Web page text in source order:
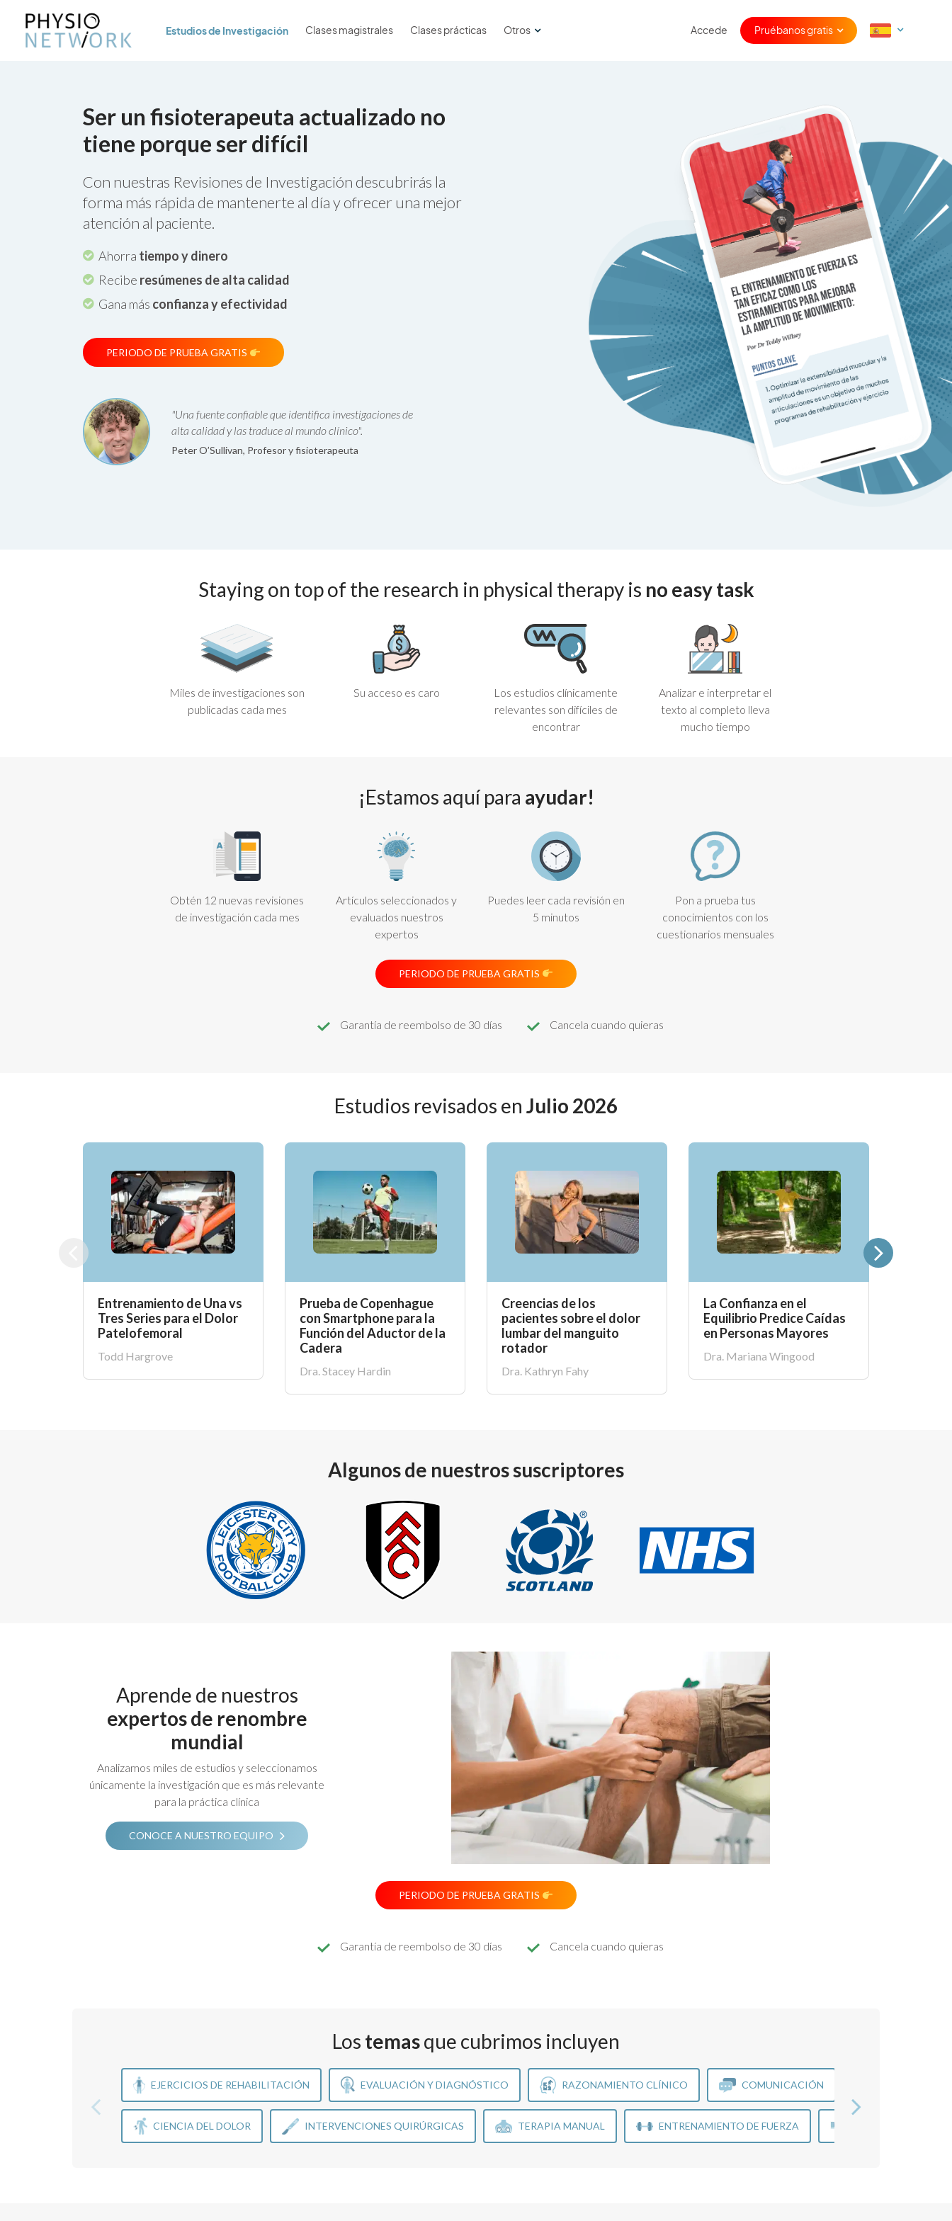
Estudios de Investigación Clases magistrales Clases prácticas Otros Accede Pruébanos gratis
Ser un fisioterapeuta actualizado no
tiene porque ser difícil
Con nuestras Revisiones de Investigación descubrirás la
forma más rápida de mantenerte al día y ofrecer una mejor
atención al paciente.
Ahorra tiempo y dinero
Recibe resúmenes de alta calidad
Gana más confianza y efectividad
PERIODO DE PRUEBA GRATIS
"Una fuente confiable que identifica investigaciones de
alta calidad y las traduce al mundo clínico".
Peter O’Sullivan, Profesor y fisioterapeuta
Staying on top of the research in physical therapy is no easy task
Miles de investigaciones son
publicadas cada mes
Su acceso es caro
Los estudios clínicamente
relevantes son difíciles de
encontrar
Analizar e interpretar el
texto al completo lleva
mucho tiempo
¡Estamos aquí para ayudar!
Obtén 12 nuevas revisiones
de investigación cada mes
Artículos seleccionados y
evaluados nuestros
expertos
Puedes leer cada revisión en
5 minutos
Pon a prueba tus
conocimientos con los
cuestionarios mensuales
PERIODO DE PRUEBA GRATIS
Garantía de reembolso de 30 días Cancela cuando quieras
Estudios revisados en Julio 2026
Entrenamiento de Una vs
Tres Series para el Dolor
Patelofemoral
Todd Hargrove
Prueba de Copenhague
con Smartphone para la
Función del Aductor de la
Cadera
Dra. Stacey Hardin
Creencias de los
pacientes sobre el dolor
lumbar del manguito
rotador
Dra. Kathryn Fahy
La Confianza en el
Equilibrio Predice Caídas
en Personas Mayores
Dra. Mariana Wingood
Algunos de nuestros suscriptores
Aprende de nuestros
expertos de renombre
mundial
Analizamos miles de estudios y seleccionamos
únicamente la investigación que es más relevante
para la práctica clínica
CONOCE A NUESTRO EQUIPO
PERIODO DE PRUEBA GRATIS
Garantía de reembolso de 30 días Cancela cuando quieras
Los temasque cubrimos incluyen
EJERCICIOS DE REHABILITACIÓN EVALUACIÓN Y DIAGNÓSTICO RAZONAMIENTO CLÍNICO COMUNICACIÓN
CIENCIA DEL DOLOR INTERVENCIONES QUIRÚRGICAS TERAPIA MANUAL ENTRENAMIENTO DE FUERZA